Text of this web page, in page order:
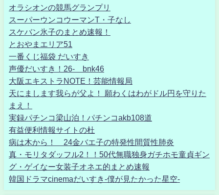
オラシオンの競馬グランプリ
スーパーウンコウーマンT・子なし
スケバン氷子のまとめ速報！
とおやまエリア51
一番くじ福袋 だいすき
声優だいすき！26- bnk46
大阪エキストラNOTE！芸能情報局
天にまします我らが父よ！ 願わくはわがドル円を守りた
まえ！
実録パチンコ梁山泊！パチンコakb108道
有益便利情報サイトの杜
病は木から！ 24金バエ子の特発性間質性肺炎
真・モリタダッフル2！！50代無職独身ガチホモ童貞ギン
グ・ゲイなー女装子オネエ的まとめ速報
韓国ドラマcinemaだいすき-僕が見たかった星空-